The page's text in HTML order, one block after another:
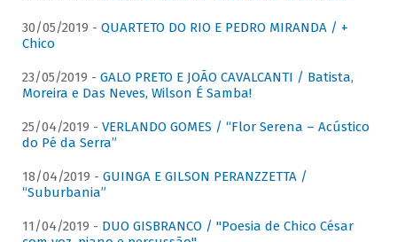
30/05/2019 - QUARTETO DO RIO E PEDRO MIRANDA / +
Chico
23/05/2019 - GALO PRETO E JOÃO CAVALCANTI / Batista,
Moreira e Das Neves, Wilson É Samba!
25/04/2019 - VERLANDO GOMES / “Flor Serena – Acústico
do Pé da Serra”
18/04/2019 - GUINGA E GILSON PERANZZETTA /
“Suburbania”
11/04/2019 - DUO GISBRANCO / "Poesia de Chico César